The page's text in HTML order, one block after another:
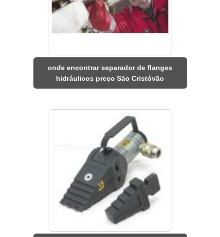
onde encontrar separador de flanges
hidráulicos preço São Cristóvão